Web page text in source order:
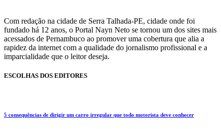
Com redação na cidade de Serra Talhada-PE, cidade onde foi
fundado há 12 anos, o Portal Nayn Neto se tornou um dos sites mais
acessados de Pernambuco ao promover uma cobertura que alia a
rapidez da internet com a qualidade do jornalismo profissional e a
imparcialidade que o leitor deseja.
ESCOLHAS DOS EDITORES
5 consequências de dirigir um carro irregular que todo motorista deve conhecer